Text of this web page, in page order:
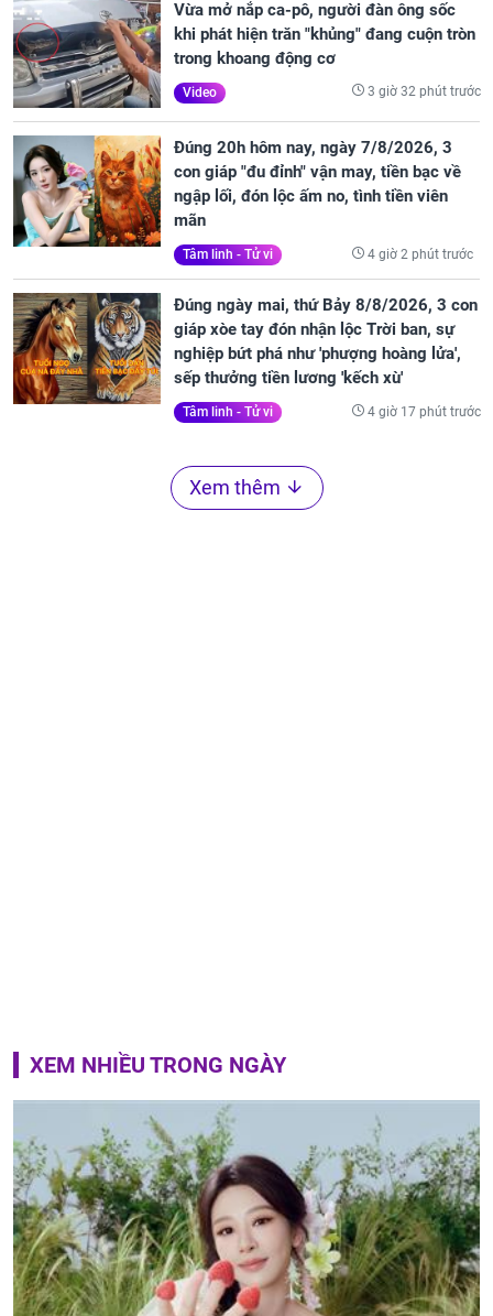
Vừa mở nắp ca-pô, người đàn ông sốc
khi phát hiện trăn "khủng" đang cuộn tròn
trong khoang động cơ
Video 3 giờ 32 phút trước
Đúng 20h hôm nay, ngày 7/8/2026, 3
con giáp "đu đỉnh" vận may, tiền bạc về
ngập lối, đón lộc ấm no, tình tiền viên
mãn
Tâm linh - Tử vi 4 giờ 2 phút trước
Đúng ngày mai, thứ Bảy 8/8/2026, 3 con
giáp xòe tay đón nhận lộc Trời ban, sự
nghiệp bứt phá như 'phượng hoàng lửa',
sếp thưởng tiền lương 'kếch xù'
Tâm linh - Tử vi 4 giờ 17 phút trước
Xem thêm
XEM NHIỀU TRONG NGÀY